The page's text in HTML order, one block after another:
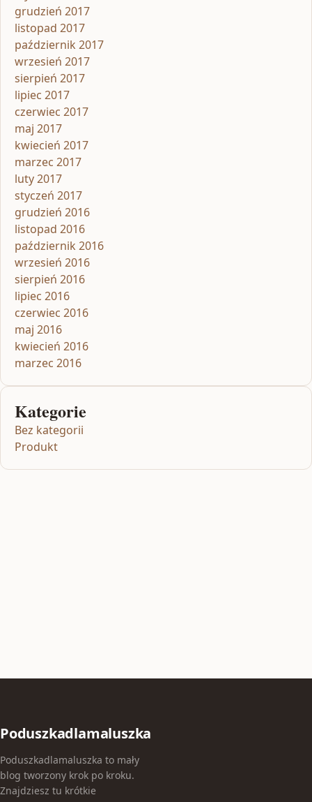
grudzień 2017
listopad 2017
październik 2017
wrzesień 2017
sierpień 2017
lipiec 2017
czerwiec 2017
maj 2017
kwiecień 2017
marzec 2017
luty 2017
styczeń 2017
grudzień 2016
listopad 2016
październik 2016
wrzesień 2016
sierpień 2016
lipiec 2016
czerwiec 2016
maj 2016
kwiecień 2016
marzec 2016
Kategorie
Bez kategorii
Produkt
Poduszkadlamaluszka
Poduszkadlamaluszka to mały
blog tworzony krok po kroku.
Znajdziesz tu krótkie